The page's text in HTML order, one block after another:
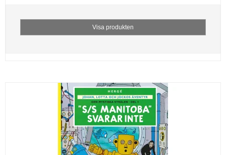
Visa produkten